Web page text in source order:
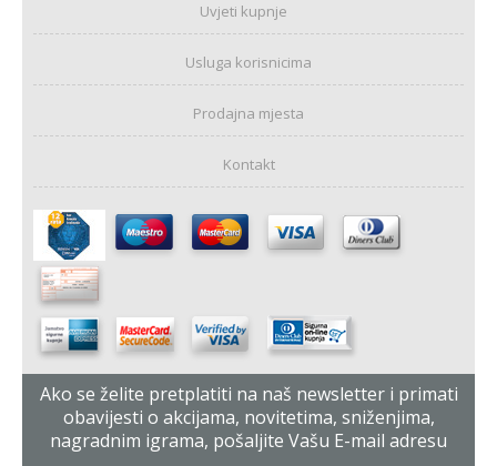
Uvjeti kupnje
Usluga korisnicima
Prodajna mjesta
Kontakt
Ako se želite pretplatiti na naš newsletter i primati
obavijesti o akcijama, novitetima, sniženjima,
nagradnim igrama, pošaljite Vašu E-mail adresu